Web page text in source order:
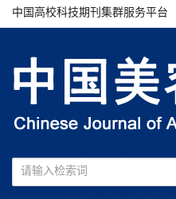
中国高校科技期刊集群服务平台